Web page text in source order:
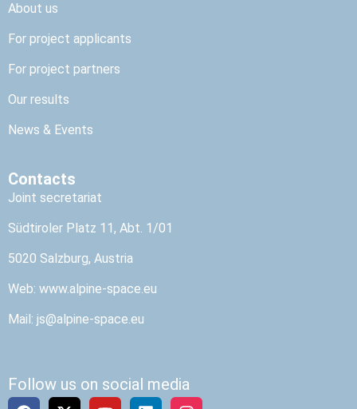
About us
For project applicants
For project partners
Our results
News & Events
Contacts
Joint secretariat
Südtiroler Platz 11, Abt. 1/01
5020 Salzburg, Austria
Web: www.alpine-space.eu
Mail: js@alpine-space.eu
Follow us on social media
F
X Y L I